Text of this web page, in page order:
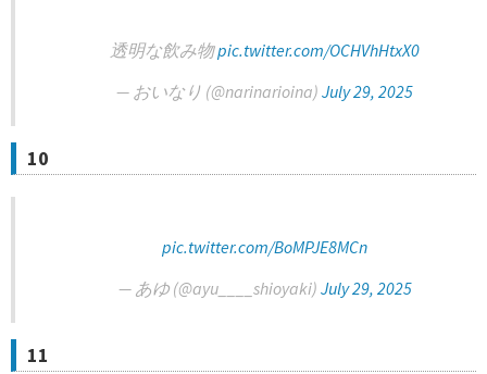
透明な飲み物pic.twitter.com/OCHVhHtxX0
— おいなり (@narinarioina) July 29, 2025
10
pic.twitter.com/BoMPJE8MCn
— あゆ (@ayu____shioyaki) July 29, 2025
11